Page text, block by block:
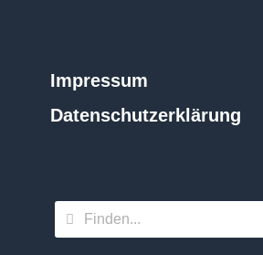
Impressum
Datenschutz­erklärung